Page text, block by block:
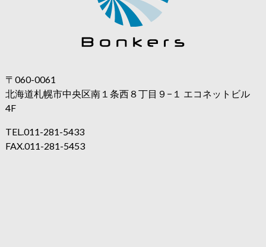
〒060-0061
北海道札幌市中央区南１条西８丁目９−１ エコネットビル
4F
TEL.011-281-5433
FAX.011-281-5453